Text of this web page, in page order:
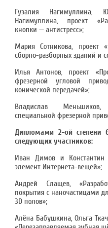
Гузалия
Нагимуллина, проект
кнопки — антистресс»;
Мария Сотникова, проект
сборно-разборных зданий и
Илья Антонов, проект
фрезерной угловой
конической передачей»;
Владислав Меньшиков,
специальной фрезерной
Дипломами 2-ой степени
следующих участников:
Иван Димов и
элемент Интернета-вещей»;
Андрей Слащев,
покрытия с наночастицами
3D полов»;
Алёна Бабушкина, Ольга